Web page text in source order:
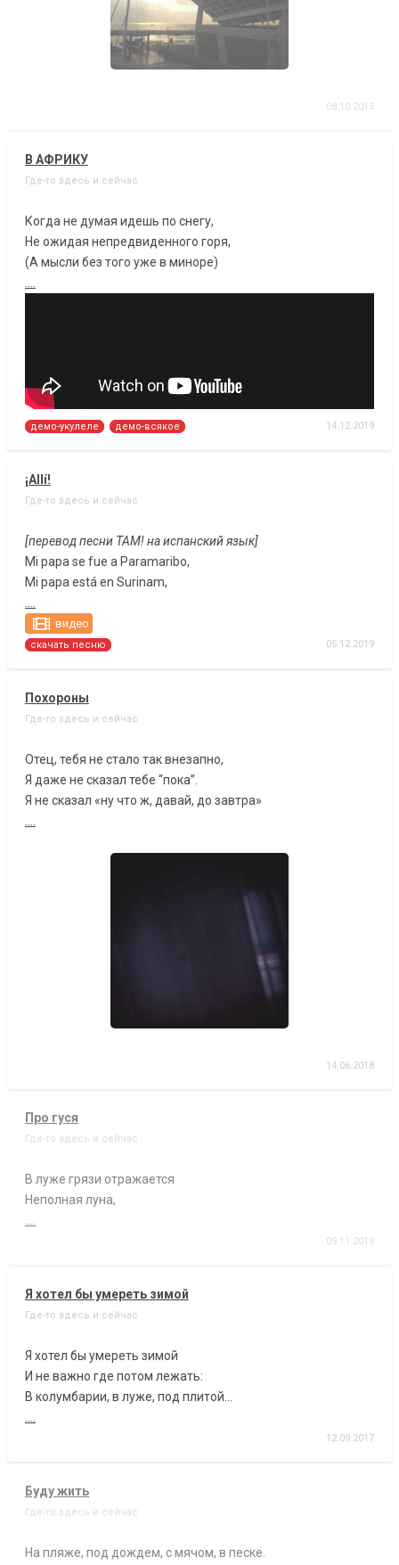
08.10.2015
В АФРИКУ
Где-то здесь и сейчас
Когда не думая идешь по снегу,
Не ожидая непредвиденного горя,
(А мысли без того уже в миноре)
демо-укулеле демо-всякое 14.12.2019
¡Allí!
Где-то здесь и сейчас
[перевод песни ТАМ! на испанский язык]
Mi papa se fue a Paramaribo,
Mi papa está en Surinam,
видео
скачать песню 05.12.2019
Похороны
Где-то здесь и сейчас
Отец, тебя не стало так внезапно,
Я даже не сказал тебе “пока”.
Я не сказал «ну что ж, давай, до завтра»
14.06.2018
Про гуся
Где-то здесь и сейчас
В луже грязи отражается
Неполная луна,
09.11.2019
Я хотел бы умереть зимой
Где-то здесь и сейчас
Я хотел бы умереть зимой
И не важно где потом лежать:
В колумбарии, в луже, под плитой...
12.09.2017
Буду жить
Где-то здесь и сейчас
На пляже, под дождем, с мячом, в песке.